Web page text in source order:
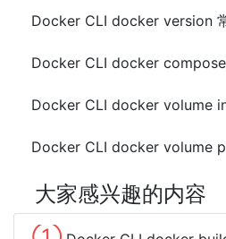
Docker CLI docker version
Docker CLI docker
Docker CLI docker volume
Docker CLI docker volume
大家感兴趣的内容